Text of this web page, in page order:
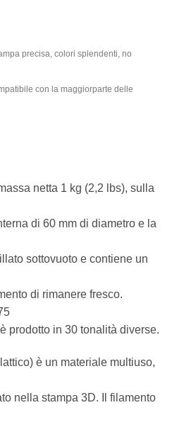
precisa, colori splendenti, no
con la maggiorparte delle
netta 1 kg (2,2 lbs), sulla
di 60 mm di diametro e la
sottovuoto e contiene un
di rimanere fresco.
prodotto in 30 tonalità diverse.
è un materiale multiuso,
nella stampa 3D. Il filamento